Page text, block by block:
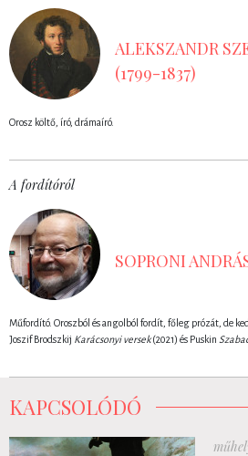
ALEKSZANDR
(1799-1837)
Orosz költő, író, drámaíró.
A fordítóról
SOPRONI
Műfordító. Oroszból és angolból fordít, főleg prózát, de
Joszif Brodszkij Karácsonyi versek(2021) és Puskin
KAPCSOLÓDÓ